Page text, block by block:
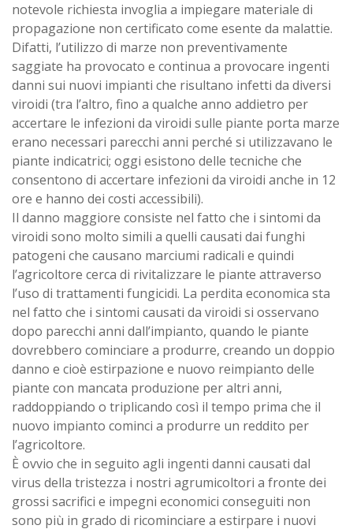
notevole richiesta invoglia a impiegare materiale di
propagazione non certificato come esente da malattie.
Difatti, l’utilizzo di marze non preventivamente
saggiate ha provocato e continua a provocare ingenti
danni sui nuovi impianti che risultano infetti da diversi
viroidi (tra l’altro, fino a qualche anno addietro per
accertare le infezioni da viroidi sulle piante porta marze
erano necessari parecchi anni perché si utilizzavano le
piante indicatrici; oggi esistono delle tecniche che
consentono di accertare infezioni da viroidi anche in 12
ore e hanno dei costi accessibili).
Il danno maggiore consiste nel fatto che i sintomi da
viroidi sono molto simili a quelli causati dai funghi
patogeni che causano marciumi radicali e quindi
l’agricoltore cerca di rivitalizzare le piante attraverso
l’uso di trattamenti fungicidi. La perdita economica sta
nel fatto che i sintomi causati da viroidi si osservano
dopo parecchi anni dall’impianto, quando le piante
dovrebbero cominciare a produrre, creando un doppio
danno e cioè estirpazione e nuovo reimpianto delle
piante con mancata produzione per altri anni,
raddoppiando o triplicando così il tempo prima che il
nuovo impianto cominci a produrre un reddito per
l’agricoltore.
È ovvio che in seguito agli ingenti danni causati dal
virus della tristezza i nostri agrumicoltori a fronte dei
grossi sacrifici e impegni economici conseguiti non
sono più in grado di ricominciare a estirpare i nuovi